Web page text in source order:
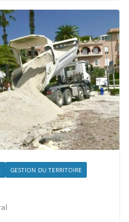
GESTION DU TERRITOIRE